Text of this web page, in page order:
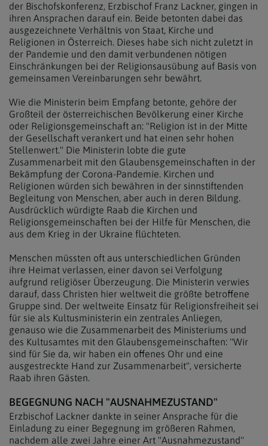
der Bischofskonferenz, Erzbischof Franz Lackner, gingen in
ihren Ansprachen darauf ein. Beide betonten dabei das
ausgezeichnete Verhältnis von Staat, Kirche und
Religionen in Österreich. Dieses habe sich nicht zuletzt in
der Pandemie und den damit verbundenen nötigen
Einschränkungen bei der Religionsausübung auf Basis von
gemeinsamen Vereinbarungen sehr bewährt.
Wie die Ministerin beim Empfang betonte, gehöre der
Großteil der österreichischen Bevölkerung einer Kirche
oder Religionsgemeinschaft an: "Religion ist in der Mitte
der Gesellschaft verankert und hat einen sehr hohen
Stellenwert." Die Ministerin lobte die gute
Zusammenarbeit mit den Glaubensgemeinschaften in der
Bekämpfung der Corona-Pandemie. Kirchen und
Religionen würden sich bewähren in der sinnstiftenden
Begleitung von Menschen, aber auch in deren Bildung.
Ausdrücklich würdigte Raab die Kirchen und
Religionsgemeinschaften bei der Hilfe für Menschen, die
aus dem Krieg in der Ukraine flüchteten.
Menschen müssten oft aus unterschiedlichen Gründen
ihre Heimat verlassen, einer davon sei Verfolgung
aufgrund religiöser Überzeugung. Die Ministerin verwies
darauf, dass Christen hier weltweit die größte betroffene
Gruppe sind. Der weltweite Einsatz für Religionsfreiheit sei
für sie als Kultusministerin ein zentrales Anliegen,
genauso wie die Zusammenarbeit des Ministeriums und
des Kultusamtes mit den Glaubensgemeinschaften: "Wir
sind für Sie da, wir haben ein offenes Ohr und eine
ausgestreckte Hand zur Zusammenarbeit", versicherte
Raab ihren Gästen.
BEGEGNUNG NACH "AUSNAHMEZUSTAND"
Erzbischof Lackner dankte in seiner Ansprache für die
Einladung zu einer Begegnung im größeren Rahmen,
nachdem alle zwei Jahre einer Art "Ausnahmezustand"